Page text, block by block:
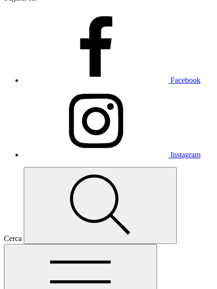
Facebook
Instagram
Cerca